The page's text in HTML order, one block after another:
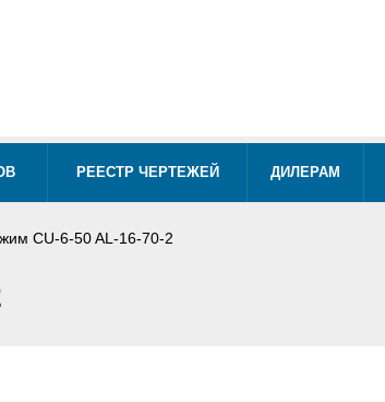
РЕЕСТР ЧЕРТЕЖЕЙ ДИЛЕРАМ
CU-6-50 AL-16-70-2